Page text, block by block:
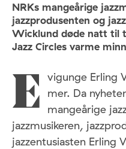
NRKs mangeårige
jazzprodusenten og
Wicklund døde natt til
Jazz Circles varme
E vigunge Erling
mer. Da
mangeårige
jazzmusikeren,
jazzentusiasten Erling